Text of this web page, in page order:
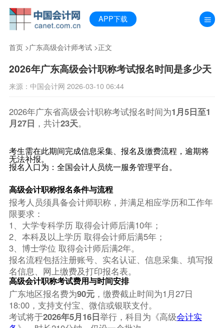
APP下载
首页>广东高级会计师考试>正文
2026年广东高级会计职称考试报名时间是多少天
来源：中国会计网 2026-03-10 06:44
2026年广东省高级会计职称考试报名时间为1月5日至1
月27日 ，共计23天。
考生需在此期间完成信息采集、报名及缴费流程，逾期将
无法补报。
报名入口为：全国会计人员统一服务管理平台。
高级会计职称报名条件与流程
报考人员须具备会计师职称，并满足相应学历和工作年
限要求：
1、大学专科学历 取得会计师后满10年；
2、本科及以上学历 取得会计师后满5年；
3、博士学位 取得会计师后满2年。
报名流程包括注册账号、实名认证、信息采集、填写报
名信息、网上缴费及打印报名表。
高级会计职称考试费用与时间安排
广东地区报名费为90元，缴费截止时间为1月27日
18:00，支持支付宝、微信或银联支付。
考试将于2026年5月16日举行，科目为《高级会计实